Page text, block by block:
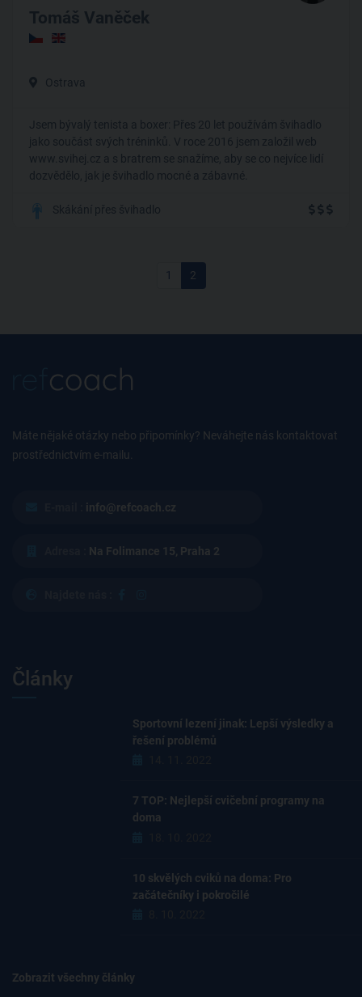
Tomáš Vaněček
Ostrava
Jsem bývalý tenista a boxer: Přes 20 let používám švihadlo
jako součást svých tréninků. V roce 2016 jsem založil web
www.svihej.cz a s bratrem se snažíme, aby se co nejvíce lidí
dozvědělo, jak je švihadlo mocné a zábavné.
Skákání přes švihadlo
1 2
Máte nějaké otázky nebo připomínky? Neváhejte nás kontaktovat
prostřednictvím e-mailu.
info@refcoach.cz
Na Folimance 15, Praha 2
Články
Sportovní lezení jinak: Lepší výsledky a
řešení problémů
7 TOP: Nejlepší cvičební programy na
doma
10 skvělých cviků na doma: Pro
začátečníky i pokročilé
Zobrazit všechny články